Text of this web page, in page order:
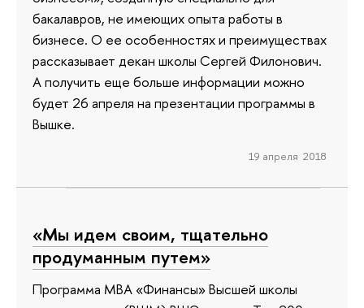
бакалавров, не имеющих опыта работы в
бизнесе. О ее особенностях и преимуществах
рассказывает декан школы Сергей Филонович.
А получить еще больше информации можно
будет 26 апреля на презентации программы в
Вышке.
19 апреля 2018
«Мы идем своим, тщательно
продуманным путем»
Программа МВА «Финансы» Высшей школы